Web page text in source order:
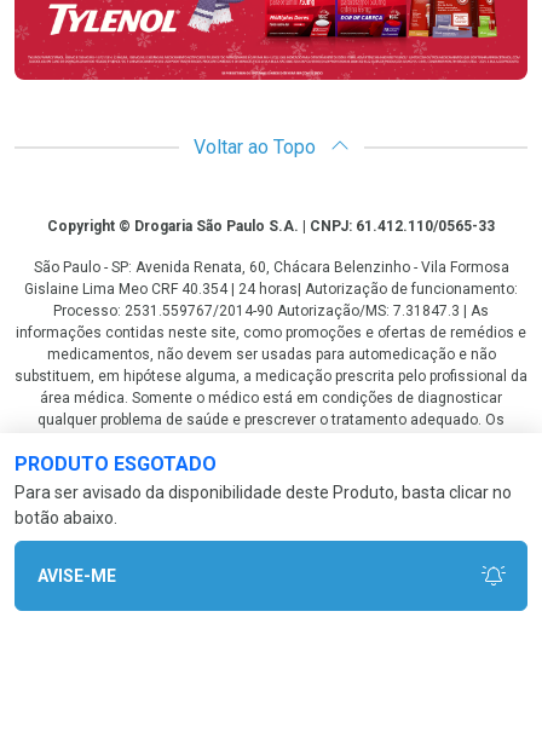
PRODUTO ESGOTADO
Para ser avisado da disponibilidade deste Produto, basta clicar no
botão abaixo.
AVISE-ME
Voltar ao Topo
CopyrightCopyright © Drogaria São Paulo S.A. | CNPJ: 61.412.110/0565-33
São Paulo - SP: Avenida Renata, 60, Chácara Belenzinho - Vila Formosa
Gislaine Lima Meo CRF 40.354 | 24 horas| Autorização de funcionamento:
Processo: 2531.559767/2014-90 Autorização/MS: 7.31847.3 | As
informações contidas neste site, como promoções e ofertas de remédios e
medicamentos, não devem ser usadas para automedicação e não
substituem, em hipótese alguma, a medicação prescrita pelo profissional da
área médica. Somente o médico está em condições de diagnosticar
qualquer problema de saúde e prescrever o tratamento adequado. Os
fotos contidas em nosso site são meramente ilustrativas. *Preços e
disponibilidade sujeitos a alterações no decorrer do dia. Antibióticos e
antimicrobianos vendas apenas em lojas físicas ou televendas. Portaria nº
344 - 01/02/1999 - Ministério da Saúde. Horário de funcionamento Central
LGPD Aceite os Cookies